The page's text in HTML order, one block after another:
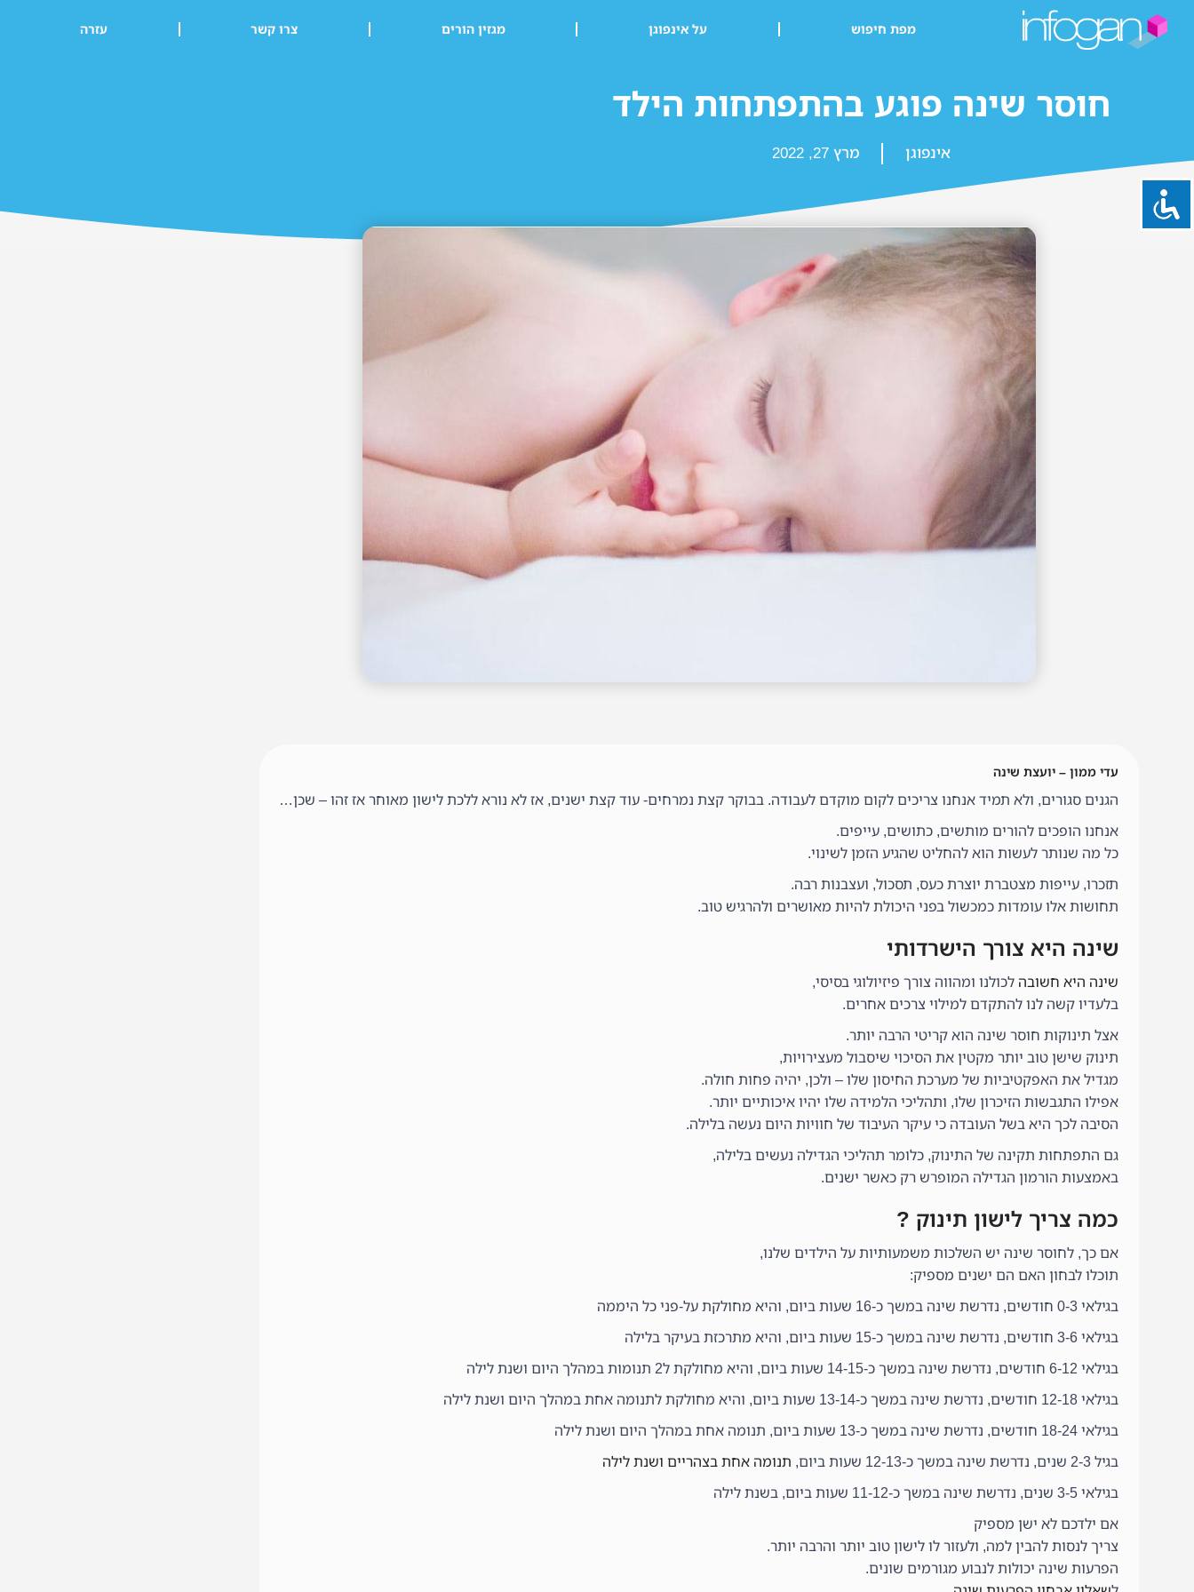
מפת חיפוש על אינפוגן מגזין הורים צרו קשר עזרה
חוסר שינה פוגע בהתפתחות הילד
אינפוגן מרץ 27, 2022
עדי ממון – יועצת שינה
הגנים סגורים, ולא תמיד אנחנו צריכים לקום מוקדם לעבודה. בבוקר קצת נמרחים- עוד קצת ישנים, אז לא נורא ללכת לישון מאוחר אז זהו – שכן…
אנחנו הופכים להורים מותשים, כתושים, עייפים.
כל מה שנותר לעשות הוא להחליט שהגיע הזמן לשינוי.
תזכרו, עייפות מצטברת יוצרת כעס, תסכול, ועצבנות רבה.
תחושות אלו עומדות כמכשול בפני היכולת להיות מאושרים ולהרגיש טוב.
שינה היא צורך הישרדותי
שינה היא חשובה לכולנו ומהווה צורך פיזיולוגי בסיסי,
בלעדיו קשה לנו להתקדם למילוי צרכים אחרים.
אצל תינוקות חוסר שינה הוא קריטי הרבה יותר.
תינוק שישן טוב יותר מקטין את הסיכוי שיסבול מעצירויות,
מגדיל את האפקטיביות של מערכת החיסון שלו – ולכן, יהיה פחות חולה.
אפילו התגבשות הזיכרון שלו, ותהליכי הלמידה שלו יהיו איכותיים יותר.
הסיבה לכך היא בשל העובדה כי עיקר העיבוד של חוויות היום נעשה בלילה.
גם התפתחות תקינה של התינוק, כלומר תהליכי הגדילה נעשים בלילה,
באמצעות הורמון הגדילה המופרש רק כאשר ישנים.
כמה צריך לישון תינוק ?
אם כך, לחוסר שינה יש השלכות משמעותיות על הילדים שלנו,
תוכלו לבחון האם הם ישנים מספיק:
בגילאי 0-3 חודשים, נדרשת שינה במשך כ-16 שעות ביום, והיא מחולקת על-פני כל היממה
בגילאי 3-6 חודשים, נדרשת שינה במשך כ-15 שעות ביום, והיא מתרכזת בעיקר בלילה
בגילאי 6-12 חודשים, נדרשת שינה במשך כ-14-15 שעות ביום, והיא מחולקת ל2 תנומות במהלך היום ושנת לילה
בגילאי 12-18 חודשים, נדרשת שינה במשך כ-13-14 שעות ביום, והיא מחולקת לתנומה אחת במהלך היום ושנת לילה
בגילאי 18-24 חודשים, נדרשת שינה במשך כ-13 שעות ביום, תנומה אחת במהלך היום ושנת לילה
בגיל 2-3 שנים, נדרשת שינה במשך כ-12-13 שעות ביום, תנומה אחת בצהריים ושנת לילה
בגילאי 3-5 שנים, נדרשת שינה במשך כ-11-12 שעות ביום, בשנת לילה
אם ילדכם לא ישן מספיק
צריך לנסות להבין למה, ולעזור לו לישון טוב יותר והרבה יותר.
הפרעות שינה יכולות לנבוע מגורמים שונים.